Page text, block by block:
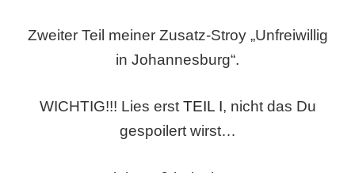
Zweiter Teil meiner Zusatz-Stroy „Unfreiwillig
in Johannesburg“.
WICHTIG!!! Lies erst TEIL I, nicht das Du
gespoilert wirst…